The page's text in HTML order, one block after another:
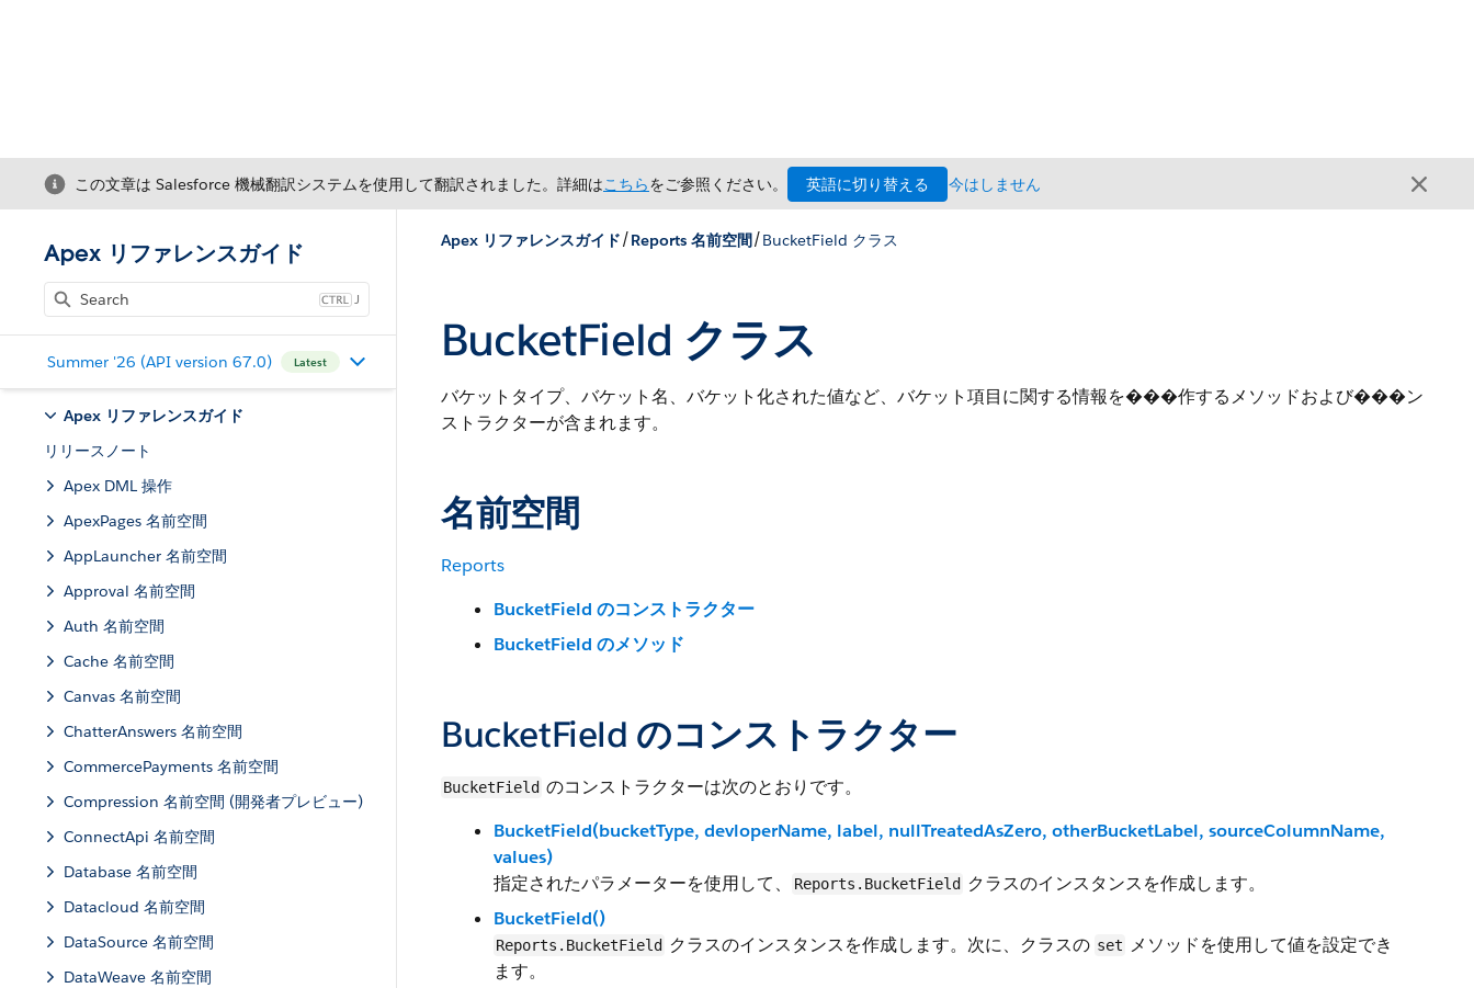
この文章は Salesforce 機械翻訳システムを使用して翻訳されました。詳細はこちらをご参照ください。 英語に切り替える 今はしません
Apex リファレンスガイド
J
Summer '26 (API version 67.0) Latest
Apex リファレンスガイド
リリースノート
Apex DML 操作
ApexPages 名前空間
AppLauncher 名前空間
Approval 名前空間
Auth 名前空間
Cache 名前空間
Canvas 名前空間
ChatterAnswers 名前空間
CommercePayments 名前空間
Compression 名前空間 (開発者プレビュー)
ConnectApi 名前空間
Database 名前空間
Datacloud 名前空間
DataSource 名前空間
DataWeave 名前空間
Apex リファレンスガイド/Reports 名前空間/BucketField クラス
BucketField クラス
バケットタイプ、バケット名、バケット化された値など、バケット項目に関する情報を���作するメソッドおよび���ン
ストラクターが含まれます。
名前空間
Reports
BucketField のコンストラクター
BucketField のメソッド
BucketField のコンストラクター
BucketField のコンストラクターは次のとおりです。
BucketField(bucketType, devloperName, label, nullTreatedAsZero, otherBucketLabel, sourceColumnName,
values)
指定されたパラメーターを使用して、
Reports.BucketField
クラスのインスタンスを作成します。
BucketField()
Reports.BucketField クラスのインスタンスを作成します。次に、クラスの set メソッドを使用して値を設定でき
ます。